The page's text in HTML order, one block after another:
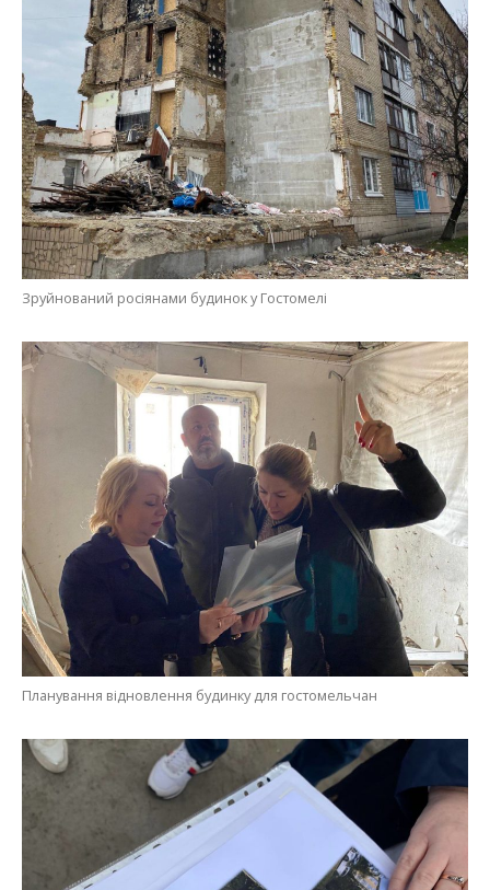
Зруйнований росіянами будинок у Гостомелі
Планування відновлення будинку для гостомельчан